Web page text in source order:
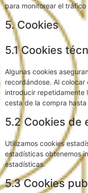
para monitorear el
5. Cookies
5.1 Cookies
Algunas cookies
recordándose. Al
introducir repetidamente
cesta de la compra
5.2 Cookies de
Utilizamos cookies
estadísticas obtenemos
estadísticas.
5.3 Cookies